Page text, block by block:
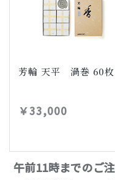
芳輪 天平 渦巻 60枚
￥33,000
午前11時までのご